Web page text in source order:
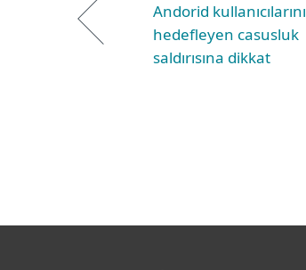
Andorid kullanıcılarını
hedefleyen casusluk
saldırısına dikkat